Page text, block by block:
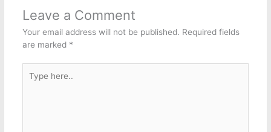
Leave a Comment
Your email address will not be published. Required fields
are marked *
here..